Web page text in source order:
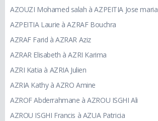
AZOUZI Mohamed salah à AZPEITIA Jose maria
AZPEITIA Laurie à AZRAF Bouchra
AZRAF Farid à AZRAR Aziz
AZRAR Elisabeth à AZRI Karima
AZRI Katia à AZRIA Julien
AZRIA Kathy à AZRO Amine
AZROF Abderrahmane à AZROU ISGHI Ali
AZROU ISGHI Francis à AZUA Patricia